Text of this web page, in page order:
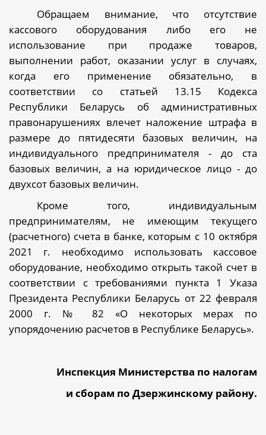
Обращаем внимание, что отсутствие
кассового оборудования либо его не
использование при продаже товаров,
выполнении работ, оказании услуг в случаях,
когда его применение обязательно, в
соответствии со статьей 13.15 Кодекса
Республики Беларусь об административных
правонарушениях влечет наложение штрафа в
размере до пятидесяти базовых величин, на
индивидуального предпринимателя - до ста
базовых величин, а на юридическое лицо - до
двухсот базовых величин.
Кроме того, индивидуальным
предпринимателям, не имеющим текущего
(расчетного) счета в банке, которым с 10 октября
2021 г. необходимо использовать кассовое
оборудование, необходимо открыть такой счет в
соответствии с требованиями пункта 1 Указа
Президента Республики Беларусь от 22 февраля
2000 г. № 82 «О некоторых мерах по
упорядочению расчетов в Республике Беларусь».
Инспекция Министерства по налогам
и сборам по Дзержинскому району.